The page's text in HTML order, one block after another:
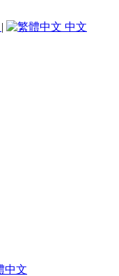
| 中文
中文